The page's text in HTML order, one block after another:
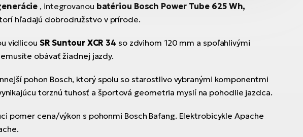
, integrovanou batériou Bosch Power Tube 625 Wh,
hľadajú dobrodružstvo v prírode.
vidlicou SR Suntour XCR 34 so zdvihom 120 mm a spoľahlivými
obávať žiadnej jazdy.
pohon Bosch, ktorý spolu so starostlivo vybranými komponentmi
torznú tuhosť a športová geometria myslí na pohodlie jazdca.
pomer cena/výkon s pohonmi Bosch Bafang. Elektrobicykle Apache